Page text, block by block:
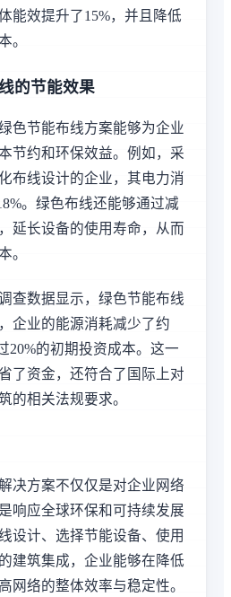
能效提升了15%，并且降低
。
的节能效果
色节能布线方案能够为企业
节约和环保效益。例如，采
布线设计的企业，其电力消
。绿色布线还能够通过减
延长设备的使用寿命，从而
。
查数据显示，绿色节能布线
企业的能源消耗减少了约
20%的初期投资成本。这一
了资金，还符合了国际上对
的相关法规要求。
决方案不仅仅是对企业网络
响应全球环保和可持续发展
设计、选择节能设备、使用
建筑集成，企业能够在降低
网络的整体效率与稳定性。